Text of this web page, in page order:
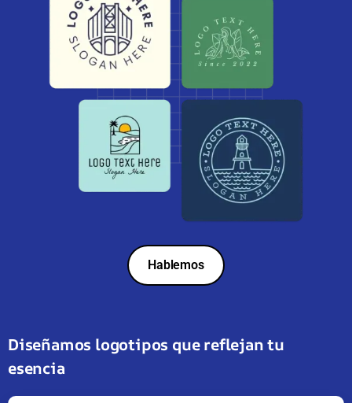
Hablemos
Diseñamos logotipos que reflejan tu
esencia